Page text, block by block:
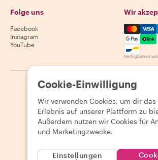
Folge uns
Facebook
Instagram
YouTube
Wir
Verfügbarkeit
2026 Withlocals.com |
Seitenübersicht
Cookie-Einwilligung
Wir verwenden Cookies, um dir
Erlebnis auf unserer Plattform zu
Außerdem nutzen wir Cookies für
und Marketingzwecke.
Einstellungen